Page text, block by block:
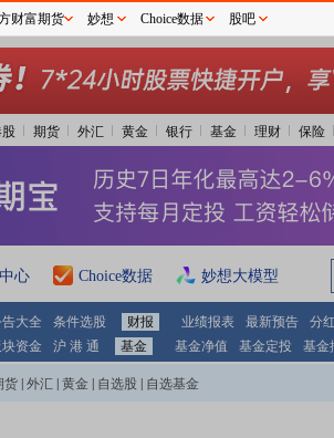
期货 外汇 黄金 银行 基金 理财 保险
心 Choice数据 妙想大模型
大全 条件选股 财报 业绩报表 最新预告 分
资金 沪 港 通 基金 基金净值 基金定投 基金
货 外汇 黄金 自选股 自选基金
财富期货 妙想 Choice数据 股吧